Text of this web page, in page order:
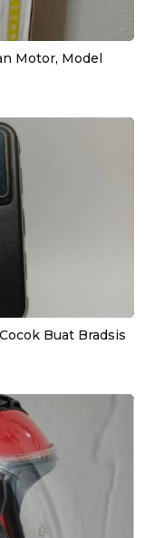
Motor, Model
Buat Bradsis